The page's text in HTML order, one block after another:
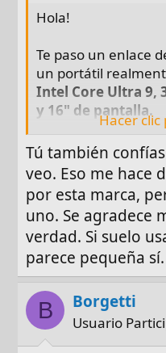
Hola!
Te paso un enlace
un portátil
Intel Core Ultra 9,
y 16" de pantalla.
La serie Prestige
creación de
No es un portatil
lógicamente, el
él.
Su pantalla es
OLED.
Para usuari@s con
prestaciones.
https://
core-ultra-9-185h-
Hacer clic
Tú también
veo. Eso me hace
por esta marca,
uno. Se agradece
verdad. Si suelo
parece pequeña sí.
B Borgetti
Usuario